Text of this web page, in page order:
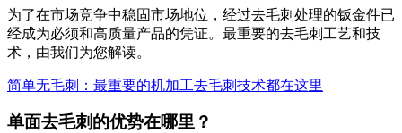
为了在市场竞争中稳固市场地位，经过去毛刺处理的钣金件已
经成为必须和高质量产品的凭证。最重要的去毛刺工艺和技
术，由我们为您解读。
简单无毛刺：最重要的机加工去毛刺技术都在这里
单面去毛刺的优势在哪里？